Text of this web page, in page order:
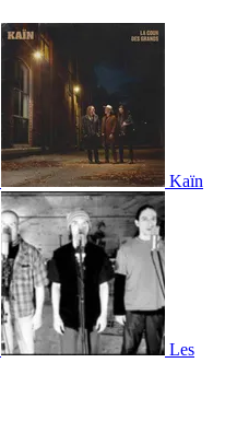
Kaïn
Les